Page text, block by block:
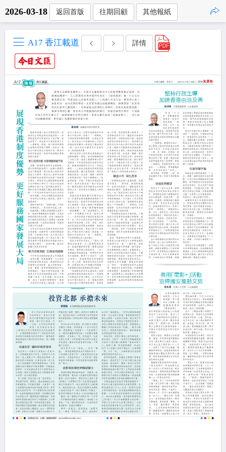
2026-03-18 返回首版 往期回顧 其他報紙
A17 香江載道 詳情
點擊複製